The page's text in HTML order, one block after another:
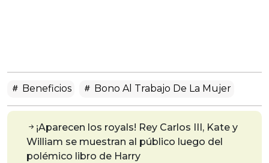
Beneficios Bono Al Trabajo De La Mujer
¡Aparecen los royals! Rey Carlos III, Kate y
William se muestran al público luego del
polémico libro de Harry